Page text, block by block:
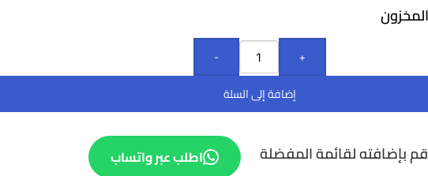
-
+
إضافة إلى السلة
قم بإضافته لقائمة المفضلة اطلب عبر واتساب